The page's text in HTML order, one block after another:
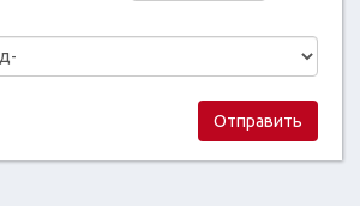
Отправить